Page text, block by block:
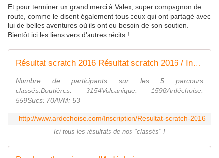
Et pour terminer un grand merci à Valex, super compagnon de
route, comme le disent également tous ceux qui ont partagé avec
lui de belles aventures où ils ont eu besoin de son soutien.
Bientôt ici les liens vers d'autres récits !
Résultat scratch 2016 Résultat scratch 2016 / Inscription / Ardéchoise Evènement - Ardéchoise Evènement
Nombre de participants sur les 5 parcours
classés:Boutières: 3154Volcanique: 1598Ardéchoise:
559Sucs: 70AVM: 53
http://www.ardechoise.com/Inscription/Resultat-scratch-2016
Ici tous les résultats de nos "classés" !